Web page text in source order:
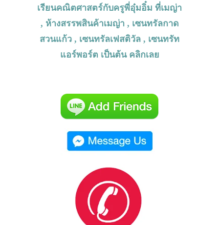
เรียนคณิตศาสตร์กับครูพี่อุ๋มอิ๋ม ที่เมญ่า
, ห้างสรรพสินค้าเมญ่า , เซนทรัลกาด
สวนแก้ว , เซนทรัลเฟสติวัล , เซนทรัท
แอร์พอร์ต เป็นต้น คลิกเลย